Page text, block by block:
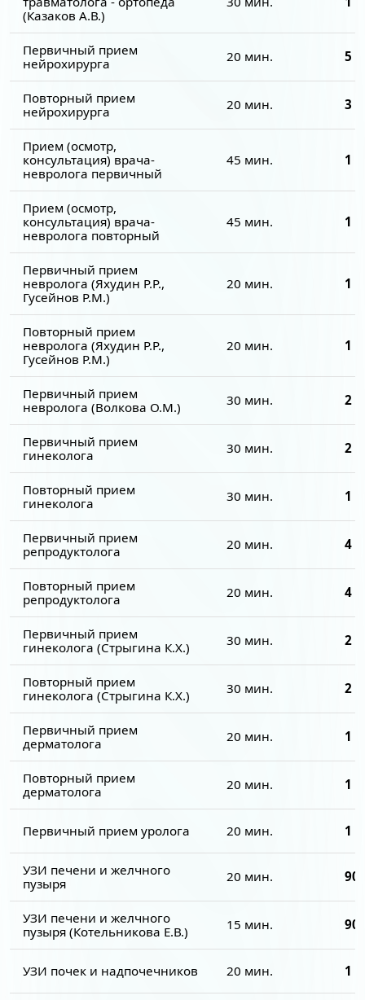
(Казаков А.В.)
Первичный прием
нейрохирурга
20 мин. 5
Повторный прием
нейрохирурга
20 мин. 3
Прием (осмотр,
консультация) врача-
невролога первичный
45 мин. 1
Прием (осмотр,
консультация) врача-
невролога повторный
45 мин. 1
Первичный прием
невролога (Яхудин Р.Р.,
Гусейнов Р.М.)
20 мин. 1
Повторный прием
невролога (Яхудин Р.Р.,
Гусейнов Р.М.)
20 мин. 1
Первичный прием
невролога (Волкова О.М.)
30 мин. 2
Первичный прием
гинеколога
30 мин. 2
Повторный прием
гинеколога
30 мин. 1
Первичный прием
репродуктолога
20 мин. 4
Повторный прием
репродуктолога
20 мин. 4
Первичный прием
гинеколога (Стрыгина К.Х.)
30 мин. 2
Повторный прием
гинеколога (Стрыгина К.Х.)
30 мин. 2
Первичный прием
дерматолога
20 мин. 1
Повторный прием
дерматолога
20 мин. 1
Первичный прием уролога 20 мин. 1
УЗИ печени и желчного
пузыря
20 мин.
УЗИ печени и желчного
пузыря (Котельникова Е.В.)
15 мин.
УЗИ почек и надпочечников 20 мин. 1